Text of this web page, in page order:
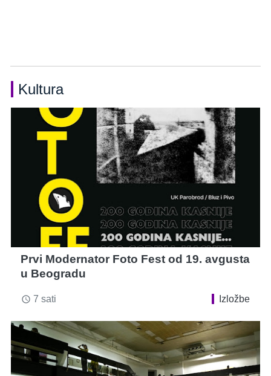
Kultura
Prvi Modernator Foto Fest od 19. avgusta
u Beogradu
access_time 7 sati Izložbe